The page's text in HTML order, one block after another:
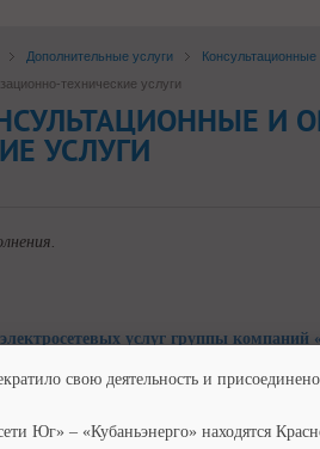
Дополнительные услуги Консультационные
технические услуги
И
УСЛУГИ
услуг группы компаний
свою деятельность и
Юг» – «Кубаньэнерго» находятся